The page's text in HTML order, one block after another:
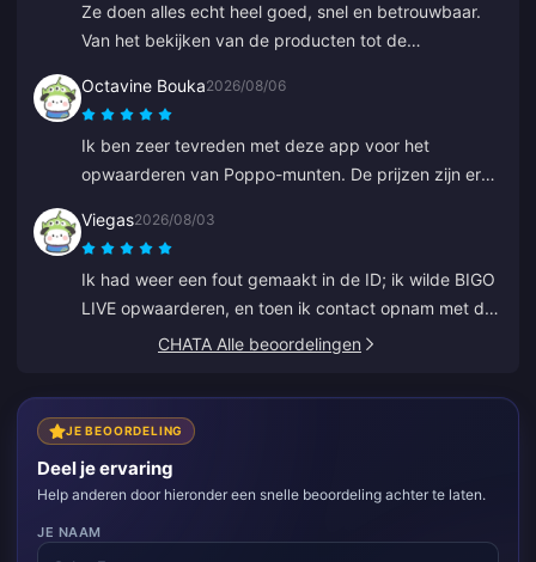
Ze doen alles echt heel goed, snel en betrouwbaar.
Van het bekijken van de producten tot de
ver voorlopen op anderen omdat het veel fouten
voorkomt.
Octavine Bouka2026/08/06
Ik ben zeer tevreden met deze app voor het
opwaarderen van Poppo-munten. De prijzen zijn erg
Ik raad het iedereen ten zeerste aan, dank u.
Viegas2026/08/03
Ik had weer een fout gemaakt in de ID; ik wilde BIGO
LIVE opwaarderen, en toen ik contact opnam met de
klantenservice werd het heel snel opgelost. Altijd een
ZY.
CHATA Alle beoordelingen
JE BEOORDELING
Deel je ervaring
Help anderen door hieronder een snelle beoordeling achter te laten.
JE NAAM